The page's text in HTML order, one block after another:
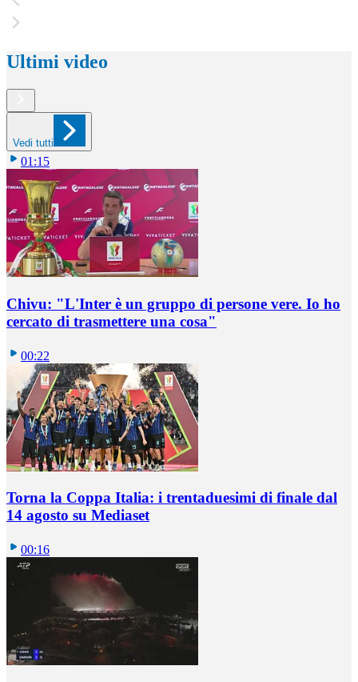
Ultimi video
Vedi tutti
01:15
Chivu: "L'Inter è un gruppo di persone vere. Io ho
cercato di trasmettere una cosa"
00:22
Torna la Coppa Italia: i trentaduesimi di finale dal
14 agosto su Mediaset
00:16